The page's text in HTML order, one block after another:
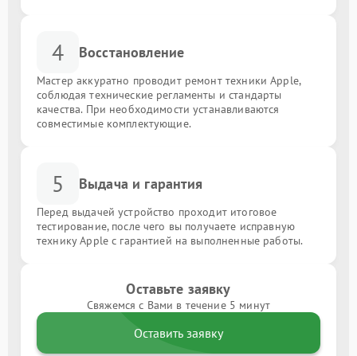
4 Восстановление
Мастер аккуратно проводит ремонт техники Apple,
соблюдая технические регламенты и стандарты
качества. При необходимости устанавливаются
совместимые комплектующие.
5 Выдача и гарантия
Перед выдачей устройство проходит итоговое
тестирование, после чего вы получаете исправную
технику Apple с гарантией на выполненные работы.
Оставьте заявку
Свяжемся с Вами в течение 5 минут
Оставить заявку